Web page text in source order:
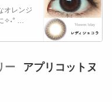
オレンジ
✧˖° …
ー
アプリコットヌ